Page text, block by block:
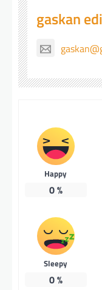
gaskan
Happy
0%
Sleepy
0%